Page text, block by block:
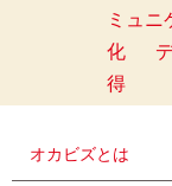
ミュニ
化
得
オカビズとは